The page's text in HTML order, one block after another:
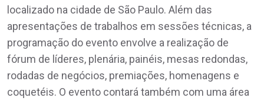
localizado na cidade de São Paulo. Além das
apresentações de trabalhos em sessões técnicas, a
programação do evento envolve a realização de
fórum de líderes, plenária, painéis, mesas redondas,
rodadas de negócios, premiações, homenagens e
coquetéis. O evento contará também com uma área